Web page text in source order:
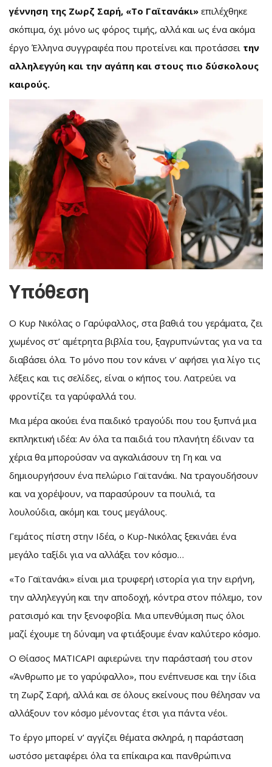
γέννηση της Ζωρζ Σαρή, «Το Γαϊτανάκι» επιλέχθηκε
σκόπιμα, όχι μόνο ως φόρος τιμής, αλλά και ως ένα ακόμα
έργο Έλληνα συγγραφέα που προτείνει και προτάσσει την
αλληλεγγύη και την αγάπη και στους πιο δύσκολους
καιρούς.
Υπόθεση
Ο Κυρ Νικόλας ο Γαρύφαλλος, στα βαθιά του γεράματα, ζει
χωμένος στ’ αμέτρητα βιβλία του, ξαγρυπνώντας για να τα
διαβάσει όλα. Το μόνο που τον κάνει ν’ αφήσει για λίγο τις
λέξεις και τις σελίδες, είναι ο κήπος του. Λατρεύει να
φροντίζει τα γαρύφαλλά του.
Μια μέρα ακούει ένα παιδικό τραγούδι που του ξυπνά μια
εκπληκτική ιδέα: Aν όλα τα παιδιά του πλανήτη έδιναν τα
χέρια θα μπορούσαν να αγκαλιάσουν τη Γη και να
δημιουργήσουν ένα πελώριο Γαϊτανάκι. Να τραγουδήσουν
και να χορέψουν, να παρασύρουν τα πουλιά, τα
λουλούδια, ακόμη και τους μεγάλους.
Γεμάτος πίστη στην Ιδέα, ο Κυρ-Νικόλας ξεκινάει ένα
μεγάλο ταξίδι για να αλλάξει τον κόσμο…
«Το Γαϊτανάκι» είναι μια τρυφερή ιστορία για την ειρήνη,
την αλληλεγγύη και την αποδοχή, κόντρα στον πόλεμο, τον
ρατσισμό και την ξενοφοβία. Μια υπενθύμιση πως όλοι
μαζί έχουμε τη δύναμη να φτιάξουμε έναν καλύτερο κόσμο.
Ο Θίασος MATICAPI αφιερώνει την παράστασή του στον
«Άνθρωπο με το γαρύφαλλο», που ενέπνευσε και την ίδια
τη Ζωρζ Σαρή, αλλά και σε όλους εκείνους που θέλησαν να
αλλάξουν τον κόσμο μένοντας έτσι για πάντα νέοι.
Το έργο μπορεί ν’ αγγίζει θέματα σκληρά, η παράσταση
ωστόσο μεταφέρει όλα τα επίκαιρα και πανθρώπινα